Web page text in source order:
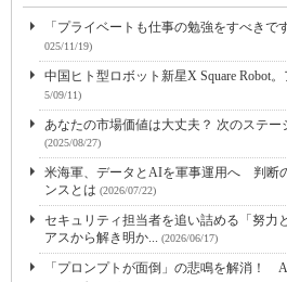
「プライベートも仕事の勉強をすべきで
025/11/19)
中国ヒト型ロボット新星X Square Robot
5/09/11)
あなたの市場価値は大丈夫？ 次のステ
(2025/08/27)
米海軍、データとAIを軍事運用へ 判断
ンスとは (2026/07/22)
セキュリティ担当者を追い詰める「努
アスから解き明か... (2026/06/17)
「プロンプトが面倒」の悲鳴を解消！